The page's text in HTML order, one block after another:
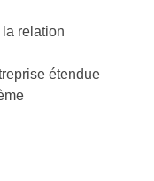
la relation
étendue